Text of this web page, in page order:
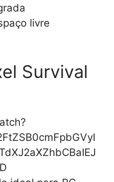
livre
Survival